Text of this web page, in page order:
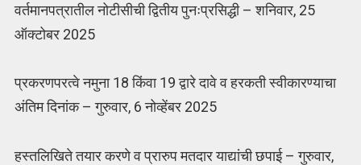
वर्तमानपत्रातील नोटीसीची द्वितीय पुनःप्रसिद्धी – शनिवार, 25
ऑक्टोबर 2025
प्रकरणपरत्वे नमुना 18 किंवा 19 द्वारे दावे व हरकती स्वीकारण्याचा
अंतिम दिनांक – गुरुवार, 6 नोव्हेंबर 2025
हस्तलिखिते तयार करणे व प्रारुप मतदार याद्यांची छपाई – गुरुवार,